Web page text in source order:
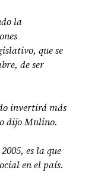
la
que se
de ser
invertirá más
dijo Mulino.
es la que
en el país.